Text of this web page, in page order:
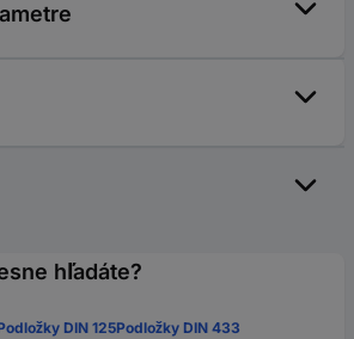
hľadáte?
DIN 125Podložky DIN 433